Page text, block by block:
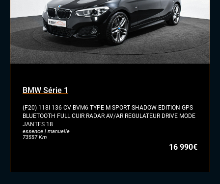
BMW Série 1
(F20) 118I 136 CV BVM6 TYPE M SPORT SHADOW EDITION GPS
BLUETOOTH FULL CUIR RADAR AV/AR REGULATEUR DRIVE MODE
JANTES 18
essence | manuelle
73557 Km
16 990€